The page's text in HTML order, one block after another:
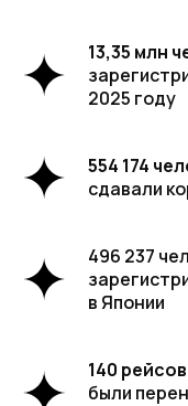
13,35 млн
2025 году
554 174
сдавали
496 237
в Японии
140 рейсов
были